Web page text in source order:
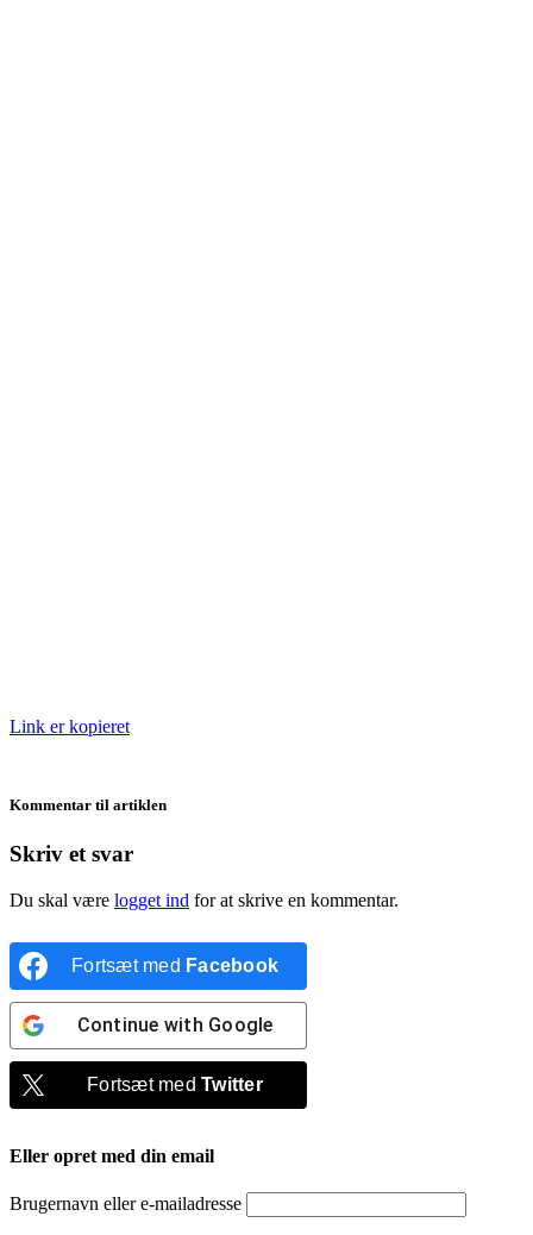
Link er kopieret
Kommentar til artiklen
Skriv et svar
Du skal være logget ind for at skrive en kommentar.
Fortsæt med Facebook
Continue with Google
Fortsæt medTwitter
Eller opret med din email
Brugernavn eller e-mailadresse